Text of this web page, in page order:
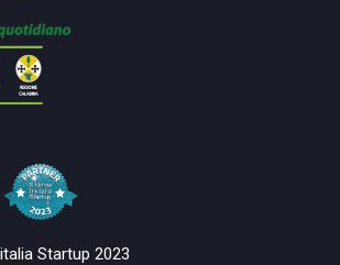
Startup 2023